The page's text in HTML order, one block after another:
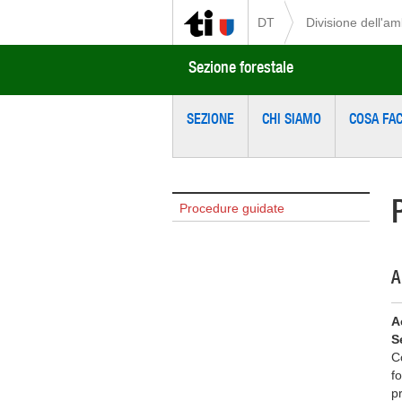
DT Divisione
Sezione forestale
SEZIONE CHI SIAMO COSA
Procedure guidate
A